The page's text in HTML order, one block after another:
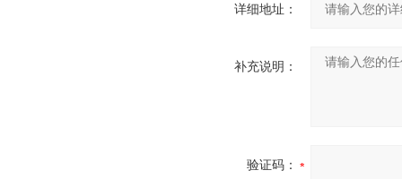
详细地址：
补充说明：
验证码：